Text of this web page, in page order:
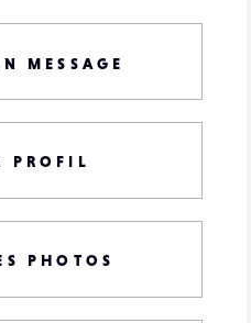
MESSAGE
PROFIL
PHOTOS